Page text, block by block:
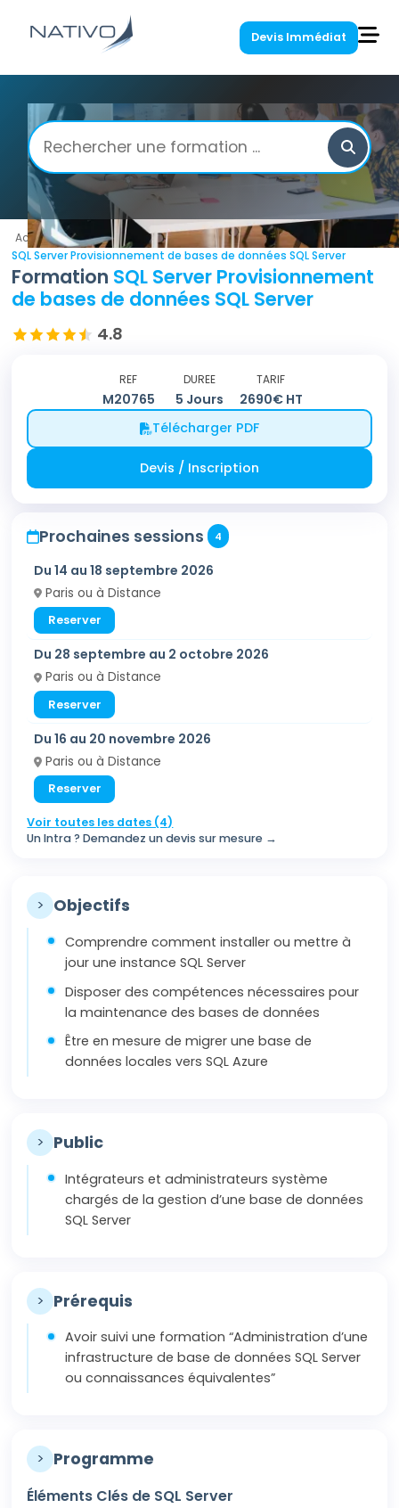
Devis Immédiat
Accueil / SQL Server
SQL Server Provisionnement de bases de données SQL Server
Formation SQL Server Provisionnement
de bases de données SQL Server
4.8
REF
M20765
DUREE
5 Jours
TARIF
2690€ HT
Télécharger PDF
Devis / Inscription
Prochaines sessions 4
Du 14 au 18 septembre 2026
Paris ou à Distance
Reserver
Du 28 septembre au 2 octobre 2026
Paris ou à Distance
Reserver
Du 16 au 20 novembre 2026
Paris ou à Distance
Reserver
Voir toutes les dates (4)
Un Intra ? Demandez un devis sur mesure →
> Objectifs
Comprendre comment installer ou mettre à
jour une instance SQL Server
Disposer des compétences nécessaires pour
la maintenance des bases de données
Être en mesure de migrer une base de
données locales vers SQL Azure
> Public
Intégrateurs et administrateurs système
chargés de la gestion d’une base de données
SQL Server
> Prérequis
Avoir suivi une formation “Administration d’une
infrastructure de base de données SQL Server
ou connaissances équivalentes”
> Programme
Éléments Clés de SQL Server